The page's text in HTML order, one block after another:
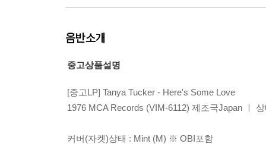
음반소개
중고상품설명
[중고LP] Tanya Tucker - Here's Some Love
1976 MCA Records (VIM-6112) 제조국Japan ㅣ
커버(자켓)상태 : Mint (M) ※ OBI포함